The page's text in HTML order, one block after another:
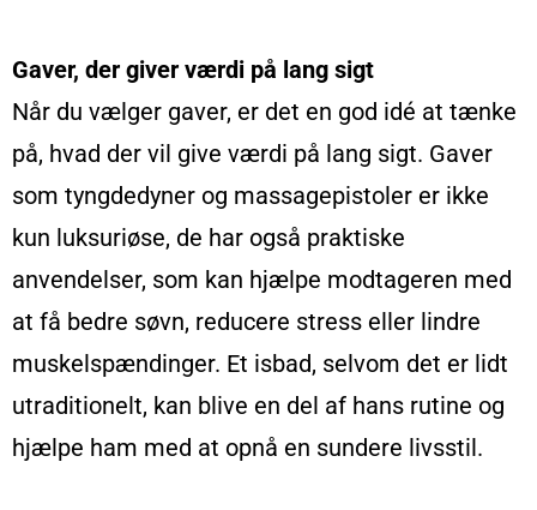
Gaver, der giver værdi på lang sigt
Når du vælger gaver, er det en god idé at tænke
på, hvad der vil give værdi på lang sigt. Gaver
som tyngdedyner og massagepistoler er ikke
kun luksuriøse, de har også praktiske
anvendelser, som kan hjælpe modtageren med
at få bedre søvn, reducere stress eller lindre
muskelspændinger. Et isbad, selvom det er lidt
utraditionelt, kan blive en del af hans rutine og
hjælpe ham med at opnå en sundere livsstil.